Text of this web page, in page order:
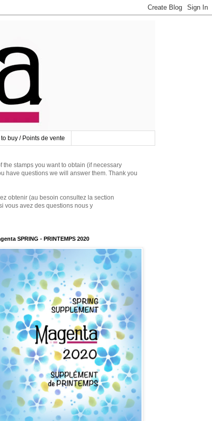
buy / Points de vente
stamps you want to obtain (if necessary
have questions we will answer them. Thank you
obtenir (au besoin consultez la section
vous avez des questions nous y
SPRING - PRINTEMPS 2020